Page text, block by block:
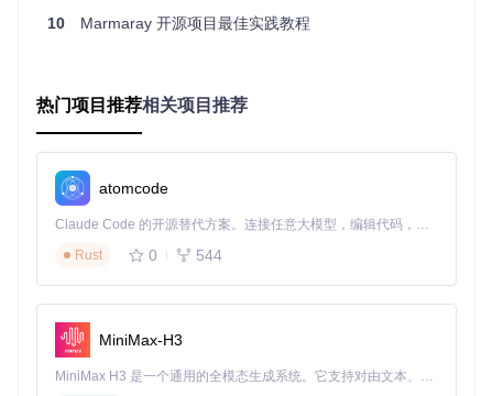
3. 应用案例和最佳实践
移到Hadoop中用于分析。
报表生成：将数据从数据库导入Hadoop，使用MapReduce
或Spark进行聚合分析，生成业务报表。
数据同步
从生产数据库到数据湖的实时更新。
优化转移速度 ：利用Split-by参数提高并行导入的效率。
安全性：确保数据传输过程中的加密，尤其是在涉及敏感信
错误处理：实施适当的错误记录和重试逻辑，以防数据迁移
过程中出现故障。
4. 典型生态项目
10 Marmaray 开源项目最佳实践教程
热门项目推荐相关项目推荐
atomcode
Claude Code 的开源替代方案。连接任意大模型，编辑代码，运行命令，自动验证 — 全自动执行。用 Rust 构建，极致性能。 ｜ An open-source alternative to Claude Code. Connect any LLM, edit code, run commands, and verify changes — autonomously. Built in Rust for speed. Get Started
Rust
0 544
MiniMax-H3
MiniMax H3 是一个通用的全模态生成系统。它支持对由文本、图像、视频和音频组成的多模态上下文进行统一理解，并能生成分辨率高达 2K、时长可达 15 秒的带原生立体声音频的视频。得益于面向任务泛化的系统设计，H3 在预训练阶段就已具备广泛的多模态上下文理解与生成能力，能够出色地执行复杂的多模态指令。